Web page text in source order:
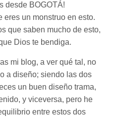
desde BOGOTÁ!
eres un monstruo en esto.
que saben mucho de esto,
Dios te bendiga.
mi blog, a ver qué tal, no
a diseño; siendo las dos
un buen diseño trama,
y viceversa, pero he
entre estos dos